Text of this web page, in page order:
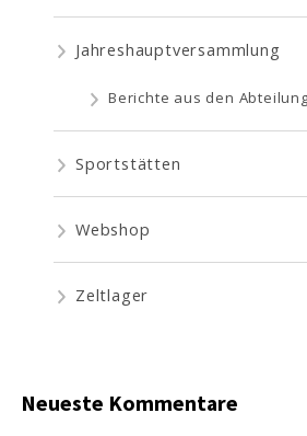
Jahreshauptversammlung
Berichte aus den
Sportstätten
Webshop
Zeltlager
Neueste Kommentare